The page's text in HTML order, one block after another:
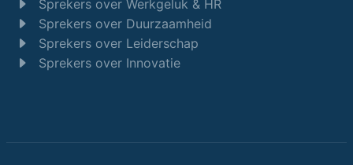
Sprekers over Werkgeluk & HR
Sprekers over Duurzaamheid
Sprekers over Leiderschap
Sprekers over Innovatie